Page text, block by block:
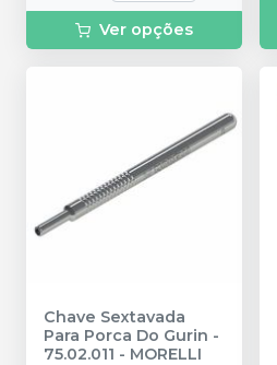
Ver opções
Chave Sextavada
Para Porca Do Gurin -
75.02.011 - MORELLI